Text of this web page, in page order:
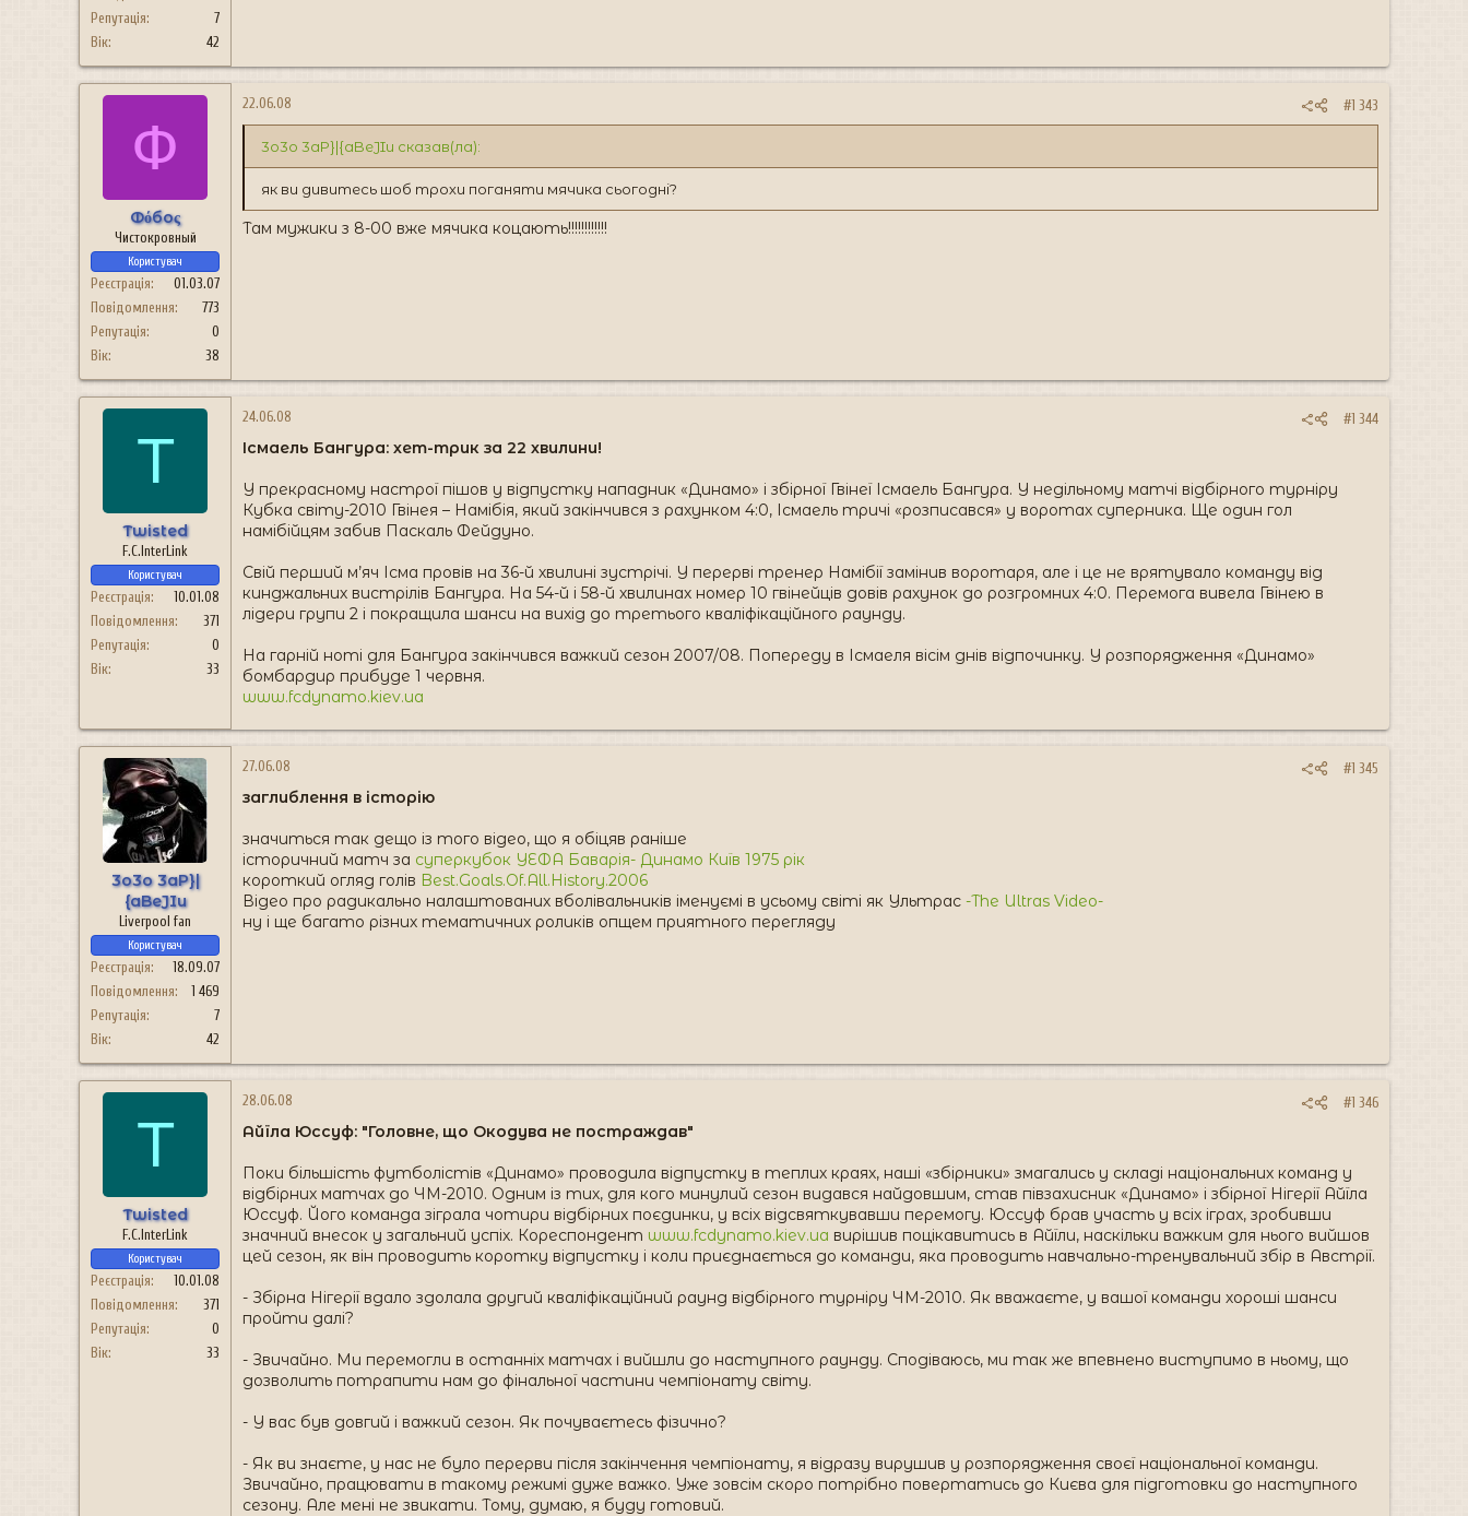
Репутація
7
Вік
42
Ф
Фόбоς
Чистокровный
Користувач
Реєстрація
01.03.07
Повідомлення
773
Репутація
0
Вік
38
22.06.08 #1 343
3o3o 3aP}|{aBeJIu сказав(ла):
як ви дивитесь шоб трохи поганяти мячика сьогодні?
Там мужики з 8-00 вже мячика коцають!!!!!!!!!!!!
T
Twisted
F.C.InterLink
Користувач
Реєстрація
10.01.08
Повідомлення
371
Репутація
0
Вік
33
24.06.08 #1 344
Ісмаель Бангура: хет-трик за 22 хвилини!
У прекрасному настрої пішов у відпустку нападник «Динамо» і збірної Гвінеї Ісмаель Бангура. У недільному матчі відбірного турніру
Кубка світу-2010 Гвінея – Намібія, який закінчився з рахунком 4:0, Ісмаель тричі «розписався» у воротах суперника. Ще один гол
намібійцям забив Паскаль Фейдуно.
Свій перший м’яч Ісма провів на 36-й хвилині зустрічі. У перерві тренер Намібії замінив воротаря, але і це не врятувало команду від
кинджальних вистрілів Бангура. На 54-й і 58-й хвилинах номер 10 гвінейців довів рахунок до розгромних 4:0. Перемога вивела Гвінею в
лідери групи 2 і покращила шанси на вихід до третього кваліфікаційного раунду.
На гарній ноті для Бангура закінчився важкий сезон 2007/08. Попереду в Ісмаеля вісім днів відпочинку. У розпорядження «Динамо»
бомбардир прибуде 1 червня.
www.fcdynamo.kiev.ua
3o3o 3aP}|
{aBeJIu
Liverpool fan
Користувач
Реєстрація
18.09.07
Повідомлення
1 469
Репутація
7
Вік
42
27.06.08 #1 345
заглиблення в історію
значиться так дещо із того відео, що я обіцяв раніше
історичний матч за суперкубок УЕФА Баварія- Динамо Київ 1975 рік
короткий огляд голів Best.Goals.Of.All.History.2006
Відео про радикально налаштованих вболівальників іменуємі в усьому світі як Ультрас -The Ultras Video-
ну і ще багато різних тематичних роликів опщем приятного перегляду
T
Twisted
F.C.InterLink
Користувач
Реєстрація
10.01.08
Повідомлення
371
Репутація
0
Вік
33
28.06.08 #1 346
Айїла Юссуф: "Головне, що Окодува не постраждав"
Поки більшість футболістів «Динамо» проводила відпустку в теплих краях, наші «збірники» змагались у складі національних команд у
відбірних матчах до ЧМ-2010. Одним із тих, для кого минулий сезон видався найдовшим, став півзахисник «Динамо» і збірної Нігерії Айїла
Юссуф. Його команда зіграла чотири відбірних поєдинки, у всіх відсвяткувавши перемогу. Юссуф брав участь у всіх іграх, зробивши
значний внесок у загальний успіх. Кореспондент www.fcdynamo.kiev.ua вирішив поцікавитись в Айїли, наскільки важким для нього вийшов
цей сезон, як він проводить коротку відпустку і коли приєднається до команди, яка проводить навчально-тренувальний збір в Австрії.
- Збірна Нігерії вдало здолала другий кваліфікаційний раунд відбірного турніру ЧМ-2010. Як вважаєте, у вашої команди хороші шанси
пройти далі?
- Звичайно. Ми перемогли в останніх матчах і вийшли до наступного раунду. Сподіваюсь, ми так же впевнено виступимо в ньому, що
дозволить потрапити нам до фінальної частини чемпіонату світу.
- У вас був довгий і важкий сезон. Як почуваєтесь фізично?
- Як ви знаєте, у нас не було перерви після закінчення чемпіонату, я відразу вирушив у розпорядження своєї національної команди.
Звичайно, працювати в такому режимі дуже важко. Уже зовсім скоро потрібно повертатись до Києва для підготовки до наступного
сезону. Але мені не звикати. Тому, думаю, я буду готовий.